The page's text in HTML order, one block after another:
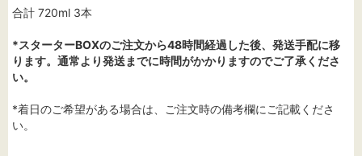
合計 720ml 3本
*スターターBOXのご注文から48時間経過した後、発送手配に移
ります。通常より発送までに時間がかかりますのでご了承くださ
い。
*着日のご希望がある場合は、ご注文時の備考欄にご記載くださ
い。